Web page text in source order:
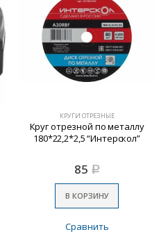
КРУГИ ОТРЕЗНЫЕ
Круг отрезной по металлу
180*22,2*2,5 “Интерскол”
85 Р
В КОРЗИНУ
Сравнить